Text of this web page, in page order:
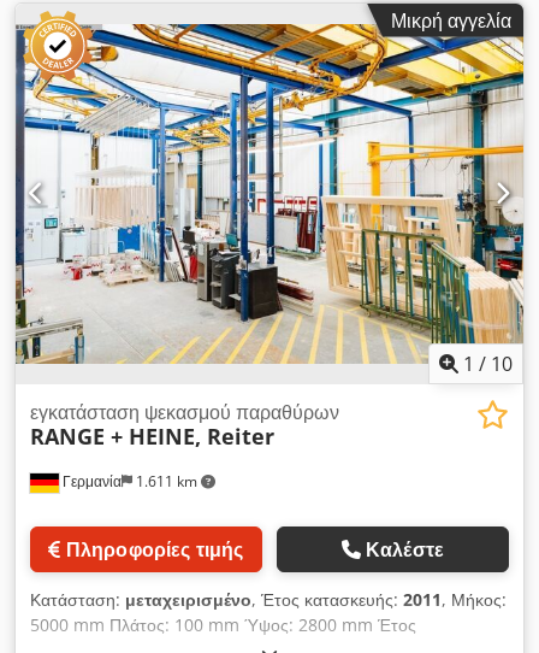
Μικρή αγγελία
1 / 10
Γερμανία 1.611 km
εγκατάσταση ψεκασμού παραθύρων
RANGE + HEINE, Reiter
Πληροφορίες τιμής Καλέστε
Κατάσταση: μεταχειρισμένο, Έτος κατασκευής: 2011, Μήκος:
5000 mm Πλάτος: 100 mm Ύψος: 2800 mm Έτος